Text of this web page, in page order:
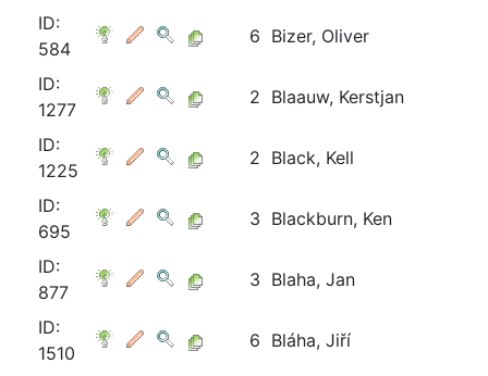
ID:
584
6 Bizer, Oliver
ID:
1277
2 Blaauw, Kerstjan
ID:
1225
2 Black, Kell
ID:
695
3 Blackburn, Ken
ID:
877
3 Blaha, Jan
ID:
1510
6 Bláha, Jiří